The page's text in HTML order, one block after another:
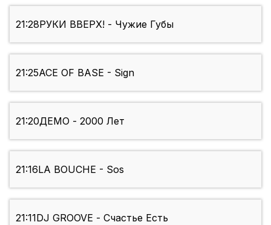
21:28РУКИ ВВЕРХ! - Чужие Губы
21:25ACE OF BASE - Sign
21:20ДЕМО - 2000 Лет
21:16LA BOUCHE - Sos
21:11DJ GROOVE - Счастье Есть